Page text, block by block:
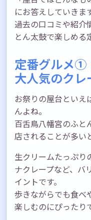
にお答えしていきま
過去の口コミや紹介
とん太鼓で楽しめる
定番グルメ①
大人気のクレ
お祭りの屋台といえ
んよね。
百舌鳥八幡宮のふと
店されることが多い
生クリームたっぷり
ナクレープなど、バ
イントです。
歩きながらでも食べ
楽しむのにぴったり